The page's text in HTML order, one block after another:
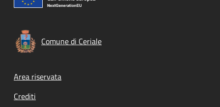
Comune di Ceriale
Footer menu
Area riservata
Crediti